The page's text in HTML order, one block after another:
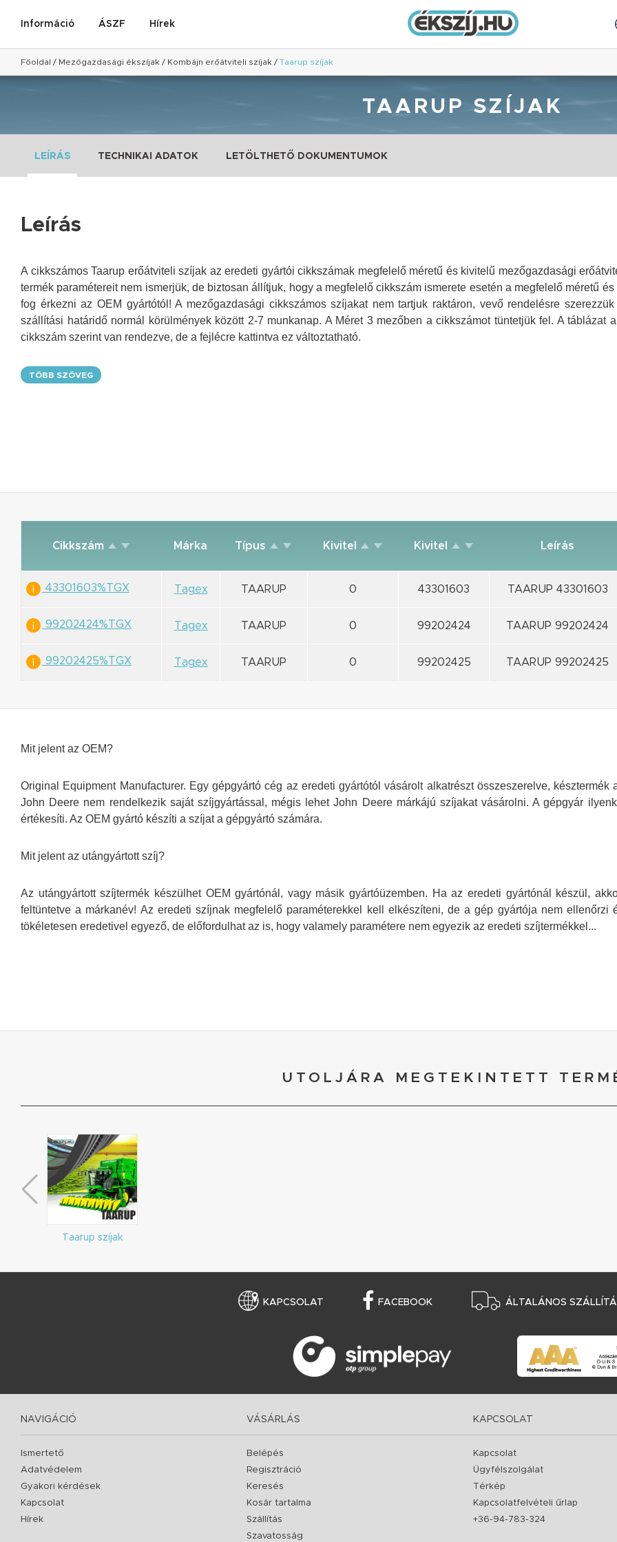
Információ ÁSZF Hírek
Főoldal / Mezőgazdasági ékszíjak / Kombájn erőátviteli szíjak / Taarup szíjak
TAARUP SZÍJAK
LEÍRÁS TECHNIKAI ADATOK LETÖLTHETŐ DOKUMENTUMOK
Leírás
A cikkszámos Taarup erőátviteli szíjak az eredeti gyártói cikkszámak megfelelő méretű és kivitelű mezőgazdasági
termék paramétereit nem ismerjük, de biztosan állítjuk, hogy a megfelelő cikkszám ismerete esetén a megfelelő méretű
fog érkezni az OEM gyártótól!A mezőgazdasági cikkszámos szíjakat nem tartjuk raktáron, vevő rendelésre
szállítási határidő normál körülmények között 2-7 munkanap. A Méret 3 mezőben a cikkszámot tüntetjük fel. A táblázat
cikkszám szerint van rendezve, de a fejlécre kattintva ez változtatható.
TÖBB SZÖVEG
Cikkszám Márka Típus Kivitel Kivitel Leírás
43301603%TGX Tagex TAARUP 0 43301603 TAARUP 43301603
99202424%TGX Tagex TAARUP 0 99202424 TAARUP 99202424
99202425%TGX Tagex TAARUP 0 99202425 TAARUP 99202425
Mit jelent az OEM?
Original Equipment Manufacturer. Egy gépgyártó cég az eredeti gyártótól vásárolt alkatrészt összeszerelve,
John Deere nem rendelkezik saját szíjgyártással, mégis lehet John Deere márkájú szíjakat vásárolni. A gépgyár
értékesíti. Az OEM gyártó készíti a szíjat a gépgyártó számára.
Mit jelent az utángyártott szíj?
Az utángyártott szíjtermék készülhet OEM gyártónál, vagy másik gyártóüzemben. Ha az eredeti gyártónál készül,
feltüntetve a márkanév! Az eredeti szíjnak megfelelő paraméterekkel kell elkészíteni, de a gép gyártója nem
tökéletesen eredetivel egyező, de előfordulhat az is, hogy valamely paramétere nem egyezik az eredeti szíjtermékkel...
UTOLJÁRA MEGTEKINTETT
Taarup szíjak
KAPCSOLAT FACEBOOK ÁLTALÁNOS
NAVIGÁCIÓ
Ismertető
Adatvédelem
Gyakori kérdések
Kapcsolat
Hírek
VÁSÁRLÁS
Belépés
Regisztráció
Keresés
Kosár tartalma
Szállítás
Szavatosság
KAPCSOLAT
Kapcsolat
Ügyfélszolgálat
Térkép
Kapcsolatfelvételi űrlap
+36-94-783-324